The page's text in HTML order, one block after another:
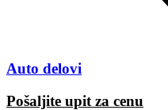
Auto delovi
Pošaljite upit za cenu